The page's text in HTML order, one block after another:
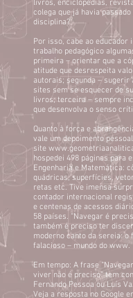
livros, enciclopédias,
colega que já havia passado
disciplina?
Por isso, cabe ao educador
trabalho pedagógico
primeira – orientar que a
atitude que desrespeita
autorais; segunda – sugerir
sites sem se esquecer de
livros; terceira – sempre
que desenvolva o senso
Quanto à força e
vale um depoimento
site
hospedei 498 páginas para
Engenharia e Matemática:
quádricas, superfícies,
retas etc. Tive imensa
contador internacional
e centenas de acessos
58 países. “Navegar é
também é preciso ter
moderno canto da sereia: o
falacioso – mundo do www.
Em tempo: A frase
viver não é preciso” tem
Fernando Pessoa ou Luís
Veja a resposta no Google